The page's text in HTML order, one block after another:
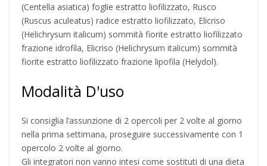
(Centella asiatica) foglie estratto liofilizzato, Rusco
(Ruscus aculeatus) radice estratto liofilizzato, Elicriso
(Helichrysum italicum) sommità fiorite estratto liofilizzato
frazione idrofila, Elicriso (Helichrysum italicum) sommità
fiorite estratto liofilizzato frazione lipofila (Helydol).
Modalità D'uso
Si consiglia l’assunzione di 2 opercoli per 2 volte al giorno
nella prima settimana, proseguire successivamente con 1
opercolo 2 volte al giorno.
Gli integratori non vanno intesi come sostituti di una dieta